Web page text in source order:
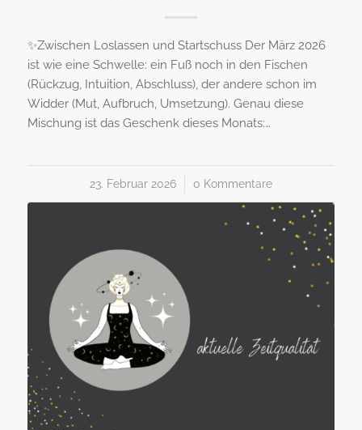
✨Zwischen Loslassen und Startschuss Der März 2026
ist wie eine Schwelle: ein Fuß noch in den Fischen
(Rückzug, Intuition, Abschluss), der andere schon im
Widder (Mut, Aufbruch, Umsetzung). Genau diese
Mischung ist das Geschenk dieses Monats:…
23. Februar 2026
/ 0 Kommentare